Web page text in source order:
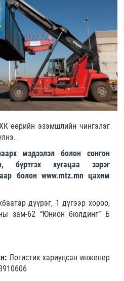
өөрийн эзэмшлийн чингэлэг
мэдээлэл болон сонгон
бүртгэх хугацаа зэрэг
болон www.mtz.mn цахим
дүүрэг, 1 дүгээр хороо,
зам-62 “Юнион бюлдинг” Б
Логистик хариуцсан инженер